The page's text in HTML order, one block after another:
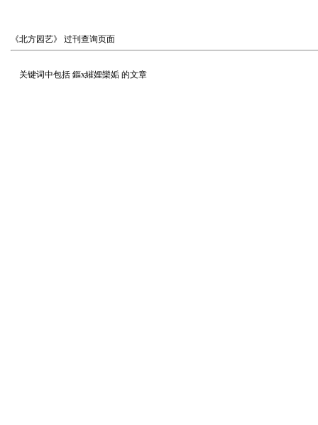
《北方园艺》 过刊查询页面
关键词中包括 鏂х繀娌欒姤 的文章